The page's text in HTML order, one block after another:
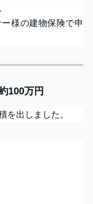
様の建物保険で申
100万円
を出しました。